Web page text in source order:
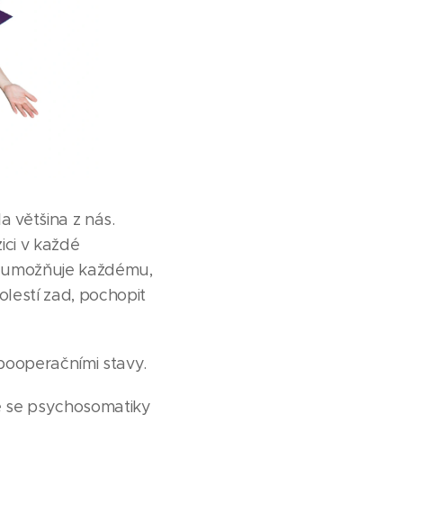
většina z nás.
v každé
každému,
zad, pochopit
stavy.
psychosomatiky